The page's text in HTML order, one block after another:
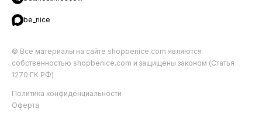
be_nice
© Все материалы на сайте shopbenice.com являются
собственностью shopbenice.com и защищены законом (Статья
1270 ГК РФ)
Политика конфиденциальности
Оферта